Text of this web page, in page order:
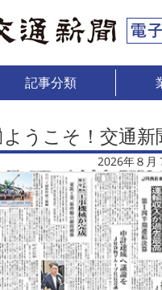
記事分類
ようこそ！交通新
2026年８月